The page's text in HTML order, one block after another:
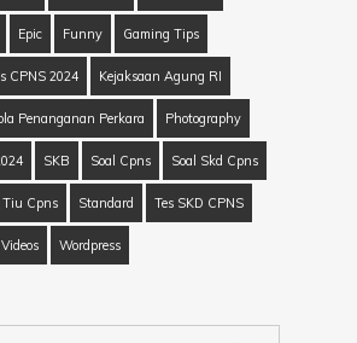
Epic Funny Gaming Tips
CPNS 2024 Kejaksaan Agung RI
Penanganan Perkara Photography
SKB Soal Cpns Soal Skd Cpns
Tiu Cpns Standard Tes SKD CPNS
Videos Wordpress